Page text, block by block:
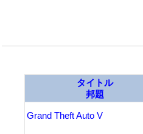
タイトル
邦題
Grand Theft Auto V